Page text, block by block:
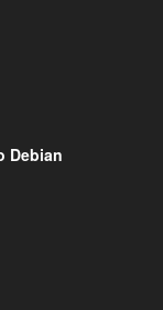
Debian